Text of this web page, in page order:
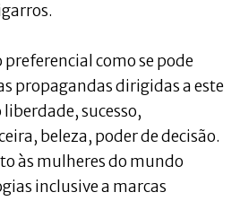
como se pode
propagandas dirigidas a este
sucesso,
beleza, poder de decisão.
às mulheres do mundo
inclusive a marcas